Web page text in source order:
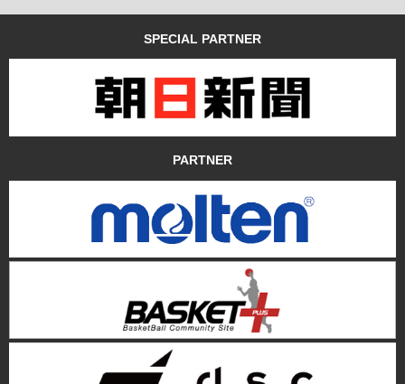
SPECIAL PARTNER
PARTNER